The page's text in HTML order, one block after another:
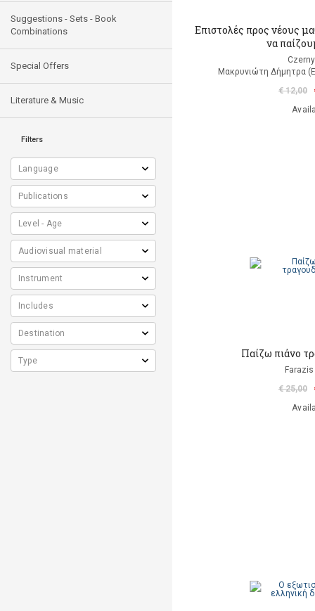
Suggestions - Sets - Book
Combinations
Special Offers
Literature & Music
Filters
Επιστολές προς νέους
να
Μακρυνιώτη Δήμητρα
€ 12,00
Παίζω πιάνο
€ 25,00